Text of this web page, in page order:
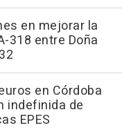
en mejorar la
318 entre Doña
en Córdoba
indefinida de
EPES